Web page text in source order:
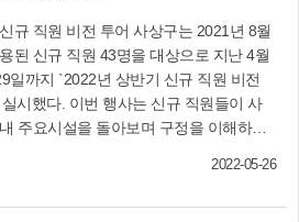
해야 한다. 청소행정과(☎310-4452)
원 비전 투어 사상구는 2021년 8월
된 신규 직원 43명을 대상으로 지난 4월
일까지 `2022년 상반기 신규 직원 비전
행사는 신규 직원들이 사
주요시설을 돌아보며 구정을 이해하고
2022-05-26